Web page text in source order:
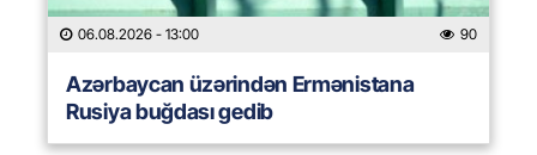
06.08.2026 - 13:00 90
Azərbaycan üzərindən Ermənistana
Rusiya buğdası gedib